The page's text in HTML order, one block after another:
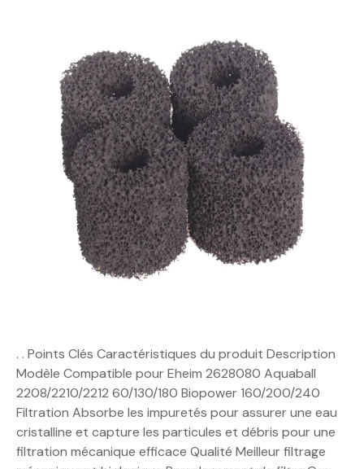
. . Points Clés Caractéristiques du produit Description
Modèle Compatible pour Eheim 2628080 Aquaball
2208/2210/2212 60/130/180 Biopower 160/200/240
Filtration Absorbe les impuretés pour assurer une eau
cristalline et capture les particules et débris pour une
filtration mécanique efficace Qualité Meilleur filtrage